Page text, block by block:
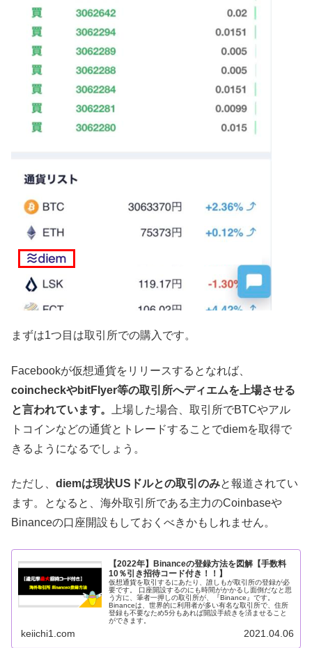
まずは1つ目は取引所での購入です。
Facebookが仮想通貨をリリースするとなれば、
coincheckやbitFlyer等の取引所へディエムを上場させる
と言われています。
上場した場合、取引所でBTCやアル
トコインなどの通貨とトレードすることでdiemを取得で
きるようになるでしょう。
ただし、 diemは現状USドルとの取引のみと報道されてい
ます。となると、海外取引所である主力のCoinbaseや
Binanceの口座開設もしておくべきかもしれません。
【2022年】Binanceの登録方法を図解【手数料
10％引き招待コード付き！！】
仮想通貨を取引するにあたり、誰しもが取引所の登録が必
要です。 口座開設するのにも時間がかかるし面倒だなと思
う方に、筆者一押しの取引所が、『Binance』です。
Binanceは、世界的に利用者が多い有名な取引所で、住所
登録も不要なため5分もあれば開設手続きを済ませること
ができます。
keiichi1.com 2021.04.06